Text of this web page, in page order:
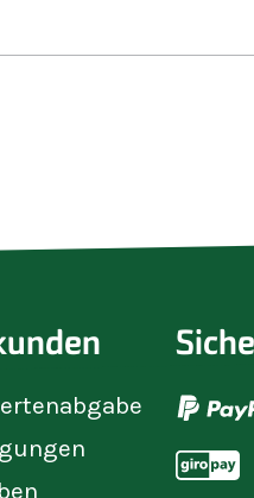
Wirtschaft,
eine umfassende
Problemlagen.